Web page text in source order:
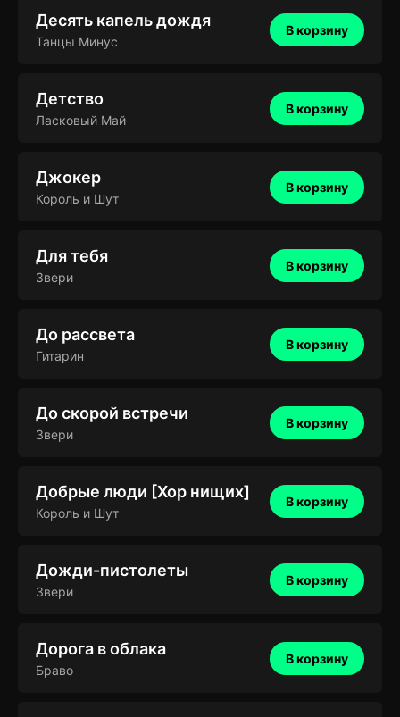
Десять капель дождя
Танцы Минус
В корзину
Детство
Ласковый Май
В корзину
Джокер
Король и Шут
В корзину
Для тебя
Звери
В корзину
До рассвета
Гитарин
В корзину
До скорой встречи
Звери
В корзину
Добрые люди [Хор нищих]
Король и Шут
В корзину
Дожди-пистолеты
Звери
В корзину
Дорога в облака
Браво
В корзину